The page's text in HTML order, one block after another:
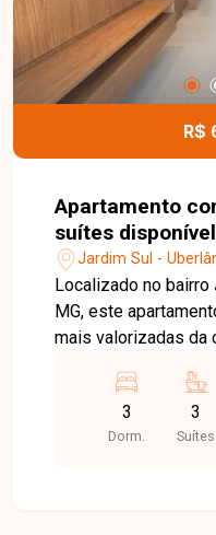
R$
Apartamento
suítes
bairro Jardim
Jardim Sul -
Localizado no bairro
MG, este
mais valorizadas da
proximidade com
farmácias,
comércios e
3
Dorm.
3
Suítes